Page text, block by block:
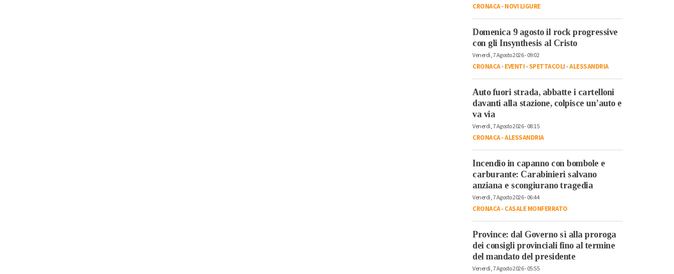
CRONACA-NOVI LIGURE
Domenica 9 agosto il rock progressive
con gli Insynthesis al Cristo
Venerdì, 7 Agosto 2026 - 09:02
CRONACA-EVENTI-SPETTACOLI-ALESSANDRIA
Auto fuori strada, abbatte i cartelloni
davanti alla stazione, colpisce un’auto e
va via
Venerdì, 7 Agosto 2026 - 08:15
CRONACA-ALESSANDRIA
Incendio in capanno con bombole e
carburante: Carabinieri salvano
anziana e scongiurano tragedia
Venerdì, 7 Agosto 2026 - 06:44
CRONACA-CASALE MONFERRATO
Province: dal Governo sì alla proroga
dei consigli provinciali fino al termine
del mandato del presidente
Venerdì, 7 Agosto 2026 - 05:55